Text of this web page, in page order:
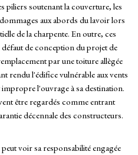
piliers soutenant la couverture, les
aux abords du lavoir lors
de la charpente. En outre, ces
de conception du projet de
par une toiture allègée
rendu l'édifice vulnérable aux vents
l'ouvrage à sa destination.
être regardés comme entrant
décennale des constructeurs.
voir sa responsabilité engagée